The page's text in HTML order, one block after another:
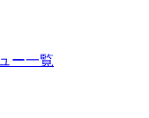
ー一覧